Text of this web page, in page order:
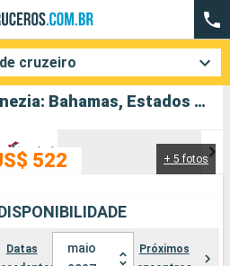
Cruzeiro Carnival Venezia: Bahamas, Estados Unidos partindo de Porto Canaveral
+ 5 fotos
522
Datas
maio
Próximos
cruzeiro
Companhias